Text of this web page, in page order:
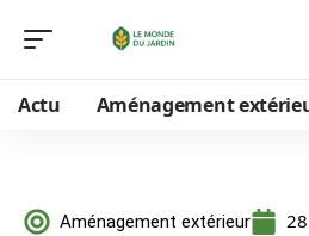
Actu Aménagement
Aménagement extérieur